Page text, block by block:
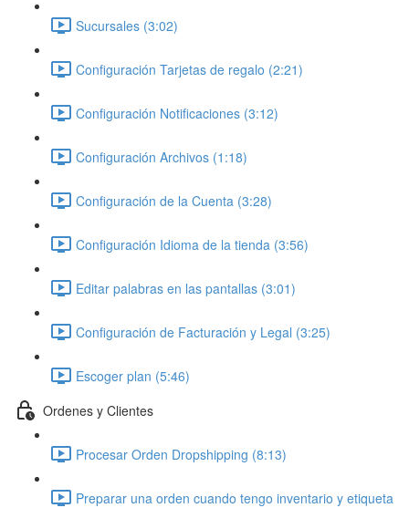
Sucursales (3:02)
Configuración Tarjetas de regalo (2:21)
Configuración Notificaciones (3:12)
Configuración Archivos (1:18)
Configuración de la Cuenta (3:28)
Configuración Idioma de la tienda (3:56)
Editar palabras en las pantallas (3:01)
Configuración de Facturación y Legal (3:25)
Escoger plan (5:46)
Ordenes y Clientes
Procesar Orden Dropshipping (8:13)
Preparar una orden cuando tengo inventario y etiqueta